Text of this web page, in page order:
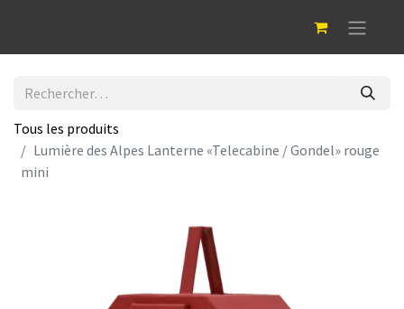
Tous les produits
Lumière des Alpes Lanterne «Telecabine / Gondel» rouge
mini